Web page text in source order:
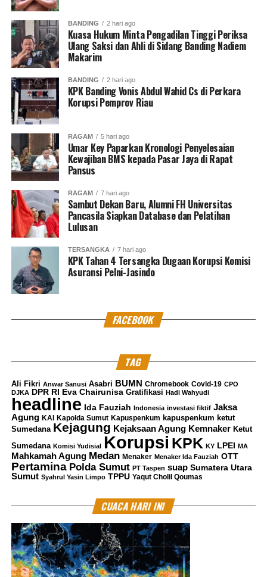
RELATED TOPICS:
IKATAN KUASA HUKUM WAJIB PAJAK
UP NEXT
Ketum HIPMI:Sukses Terletak Pada Empat Bidang
Putusan MK Terkait Pilkada Yalimo DiEksaminasi Publik
Oleh PP SDI
Muhammad Shiddiq
Senior Jurnalis Pantau Sidang By PT Kilas Pewarta Media
BANDING 2 hari ago
Kuasa Hukum Minta Pengadilan Tinggi Periksa
Ulang Saksi dan Ahli di Sidang Banding Nadiem
Makarim
BANDING 2 hari ago
KPK Banding Vonis Abdul Wahid Cs di Perkara
Korupsi Pemprov Riau
RAGAM 5 hari ago
Umar Key Paparkan Kronologi Penyelesaian
Kewajiban BMS kepada Pasar Jaya di Rapat
Pansus
RAGAM 7 hari ago
Sambut Dekan Baru, Alumni FH Universitas
Pancasila Siapkan Database dan Pelatihan
Lulusan
TERSANGKA 7 hari ago
KPK Tahan 4 Tersangka Dugaan Korupsi Komisi
Asuransi Pelni-Jasindo
FACEBOOK
TAG
Ali Fikri Anwar Sanusi Asabri BUMN Chromebook Covid-19 CPO
DJKA
DPR RI Eva Chairunisa Gratifikasi Hadi Wahyudi
headline Ida Fauziah Indonesia investasi fiktif Jaksa
Agung KAI Kapolda Sumut Kapuspenkum kapuspenkum ketut
Sumedana Kejagung Kejaksaan Agung Kemnaker Ketut
Sumedana Komisi Yudisial Korupsi KPK KY LPEI MA
Mahkamah Agung Medan Menaker Menaker Ida Fauziah OTT
Pertamina Polda Sumut PT Taspen suap Sumatera Utara
Sumut Syahrul Yasin Limpo TPPU Yaqut Cholil Qoumas
CUACA HARI INI